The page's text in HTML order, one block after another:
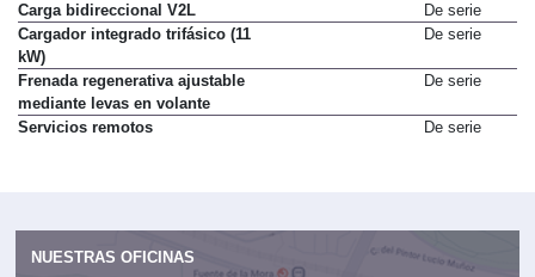
Carga bidireccional V2L
De serie
Cargador integrado trifásico (11
kW)
De serie
Frenada regenerativa ajustable
mediante levas en volante
De serie
Servicios remotos De serie
NUESTRAS OFICINAS